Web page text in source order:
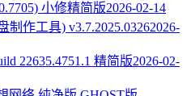
小修精简版2026-02-14
作工具) v3.7.2025.03262026-
22635.4751.1 精简版2026-02-